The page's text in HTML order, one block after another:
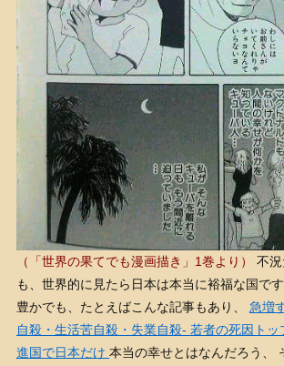
（「世界の果てでも漫画描き」1巻より）
不
も、世界的に見たら日本は本当に裕福な国で
豊かでも、たとえばこんな記事もあり、 急増
自殺・生活苦自殺・失業自殺- 若者の死因ト
進国で日本だけ 本当の幸せとはなんだろう、